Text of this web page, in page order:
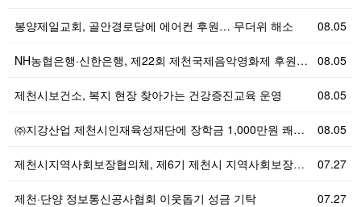
08.05
봉양제일교회, 골안경로당에 에어컨 후원… 무더위 해소
08.05
NH농협은행·신한은행, 제22회 제천국제음악영화제 후원…
08.05
제천시보건소, 복지 현장 찾아가는 건강증진교육 운영
08.05
㈜지강산업 제천시인재육성재단에 장학금 1,000만원 쾌…
07.27
제천시지역사회보장협의체, 제6기 제천시 지역사회보장계획…
07.27
제천·단양 정보통신공사협회 이웃돕기 성금 기탁